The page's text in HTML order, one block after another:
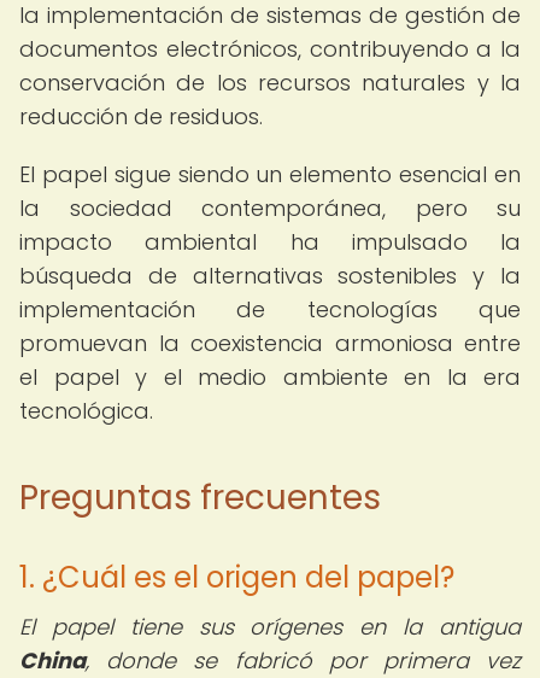
la implementación de sistemas de gestión de
documentos electrónicos, contribuyendo a la
conservación de los recursos naturales y la
reducción de residuos.
El papel sigue siendo un elemento esencial en
la sociedad contemporánea, pero su
impacto ambiental ha impulsado la
búsqueda de alternativas sostenibles y la
implementación de tecnologías que
promuevan la coexistencia armoniosa entre
el papel y el medio ambiente en la era
tecnológica.
Preguntas frecuentes
1. ¿Cuál es el origen del papel?
El papel tiene sus orígenes en la antigua
China, donde se fabricó por primera vez